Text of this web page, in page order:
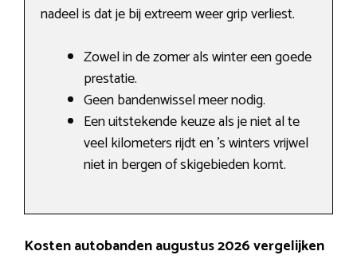
nadeel is dat je bij extreem weer grip verliest.
Zowel in de zomer als winter een goede
prestatie.
Geen bandenwissel meer nodig.
Een uitstekende keuze als je niet al te
veel kilometers rijdt en ’s winters vrijwel
niet in bergen of skigebieden komt.
Kosten autobanden augustus 2026 vergelijken